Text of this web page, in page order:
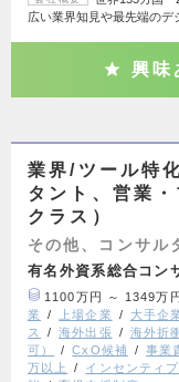
広い業界知見や最先端のデ
興味
業界/ツール特
タント、営業
クラス）
その他、コンサル
有名外資系総合コン
1100万円 ～ 1349万
業
上場企業 大手企
ス
海外出張 海外折
可）
CxO候補 事業
万以上
インセンティ